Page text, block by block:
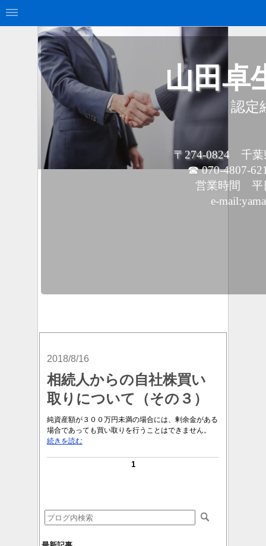
山田卓
認定
〒274-0824 千葉
☎ 070-4807-6219 (営
営業時間 平日
e-
2018/8/16
相続人からの自社株買い
取りについて（その３）
純資産額が３００万円未満の場合には、剰余金がある
場合であっても買い取りを行うことはできません。
続きを読む
1